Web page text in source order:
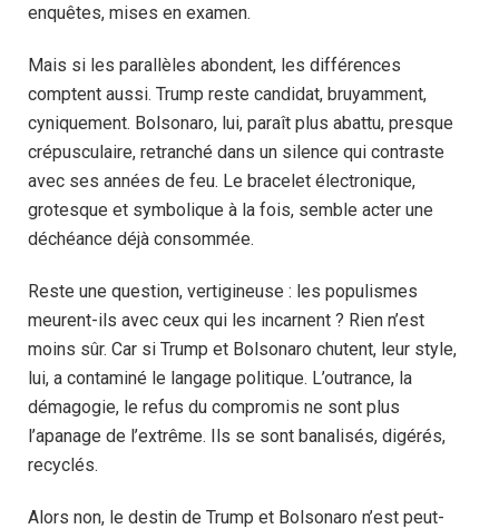
enquêtes, mises en examen.
Mais si les parallèles abondent, les différences
comptent aussi. Trump reste candidat, bruyamment,
cyniquement. Bolsonaro, lui, paraît plus abattu, presque
crépusculaire, retranché dans un silence qui contraste
avec ses années de feu. Le bracelet électronique,
grotesque et symbolique à la fois, semble acter une
déchéance déjà consommée.
Reste une question, vertigineuse : les populismes
meurent-ils avec ceux qui les incarnent ? Rien n’est
moins sûr. Car si Trump et Bolsonaro chutent, leur style,
lui, a contaminé le langage politique. L’outrance, la
démagogie, le refus du compromis ne sont plus
l’apanage de l’extrême. Ils se sont banalisés, digérés,
recyclés.
Alors non, le destin de Trump et Bolsonaro n’est peut-